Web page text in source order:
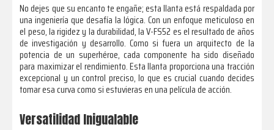
No dejes que su encanto te engañe; esta llanta está respaldada por
una ingeniería que desafía la lógica. Con un enfoque meticuloso en
el peso, la rigidez y la durabilidad, la V-FS52 es el resultado de años
de investigación y desarrollo. Como si fuera un arquitecto de la
potencia de un superhéroe, cada componente ha sido diseñado
para maximizar el rendimiento. Esta llanta proporciona una tracción
excepcional y un control preciso, lo que es crucial cuando decides
tomar esa curva como si estuvieras en una película de acción.
Versatilidad Inigualable